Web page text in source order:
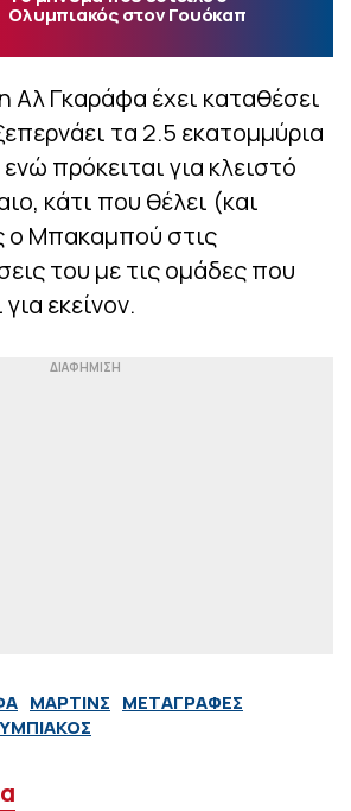
Ολυμπιακός στον Γουόκαπ
Αλ Γκαράφα έχει καταθέσει
τα 2.5 εκατομμύρια
πρόκειται για κλειστό
κάτι που θέλει (και
ο Μπακαμπού στις
του με τις ομάδες που
εκείνον.
ΜΑΡΤΙΝΣ ΜΕΤΑΓΡΑΦΕΣ